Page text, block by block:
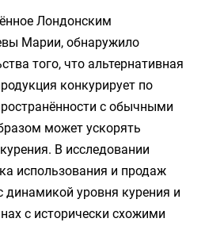
Лондонским
Марии, обнаружило
того, что альтернативная
конкурирует по
с обычными
может ускорять
В исследовании
использования и продаж
динамикой уровня курения и
с исторически схожими